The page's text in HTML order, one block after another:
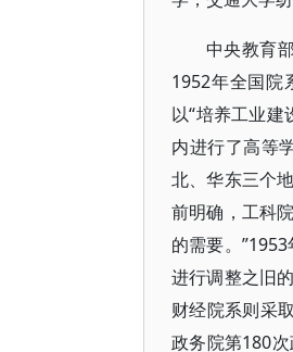
中央教育
1952年全国院
以“培养工业
内进行了高等
北、华东三个
前明确，工科
的需要。
进行调整之旧
财经院系则采
政务院第180